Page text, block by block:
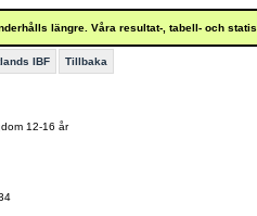
längre. Våra resultat-, tabell- och
IBF Tillbaka
12-16 år